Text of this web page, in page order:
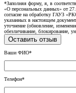
*Заполняя форму, я, в
«О персональных данных» от
согласие на обработку ГАУЗ
указанных в настоящем
уточнение (обновление,
обезличивание, блокирование,
Ваши ФИО*
Телефон*